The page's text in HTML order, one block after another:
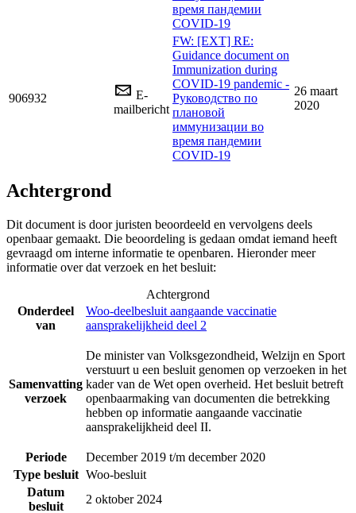
время пандемии
COVID-19
906932
E-
mailbericht
FW: [EXT] RE:
Guidance document on
Immunization during
COVID-19 pandemic -
Руководcтво по
плановой
иммунизации во
время пандемии
COVID-19
26 maart
2020
Achtergrond
Dit document is door juristen beoordeeld en vervolgens deels
openbaar gemaakt. Die beoordeling is gedaan omdat iemand heeft
gevraagd om interne informatie te openbaren. Hieronder meer
informatie over dat verzoek en het besluit:
Achtergrond
Onderdeel
van
Woo-deelbesluit aangaande vaccinatie
aansprakelijkheid deel 2
Samenvatting
verzoek
De minister van Volksgezondheid, Welzijn en Sport
verstuurt u een besluit genomen op verzoeken in het
kader van de Wet open overheid. Het besluit betreft
openbaarmaking van documenten die betrekking
hebben op informatie aangaande vaccinatie
aansprakelijkheid deel II.
Periode
December 2019 t/m december 2020
Type besluit Woo-besluit
Datum
besluit
2 oktober 2024